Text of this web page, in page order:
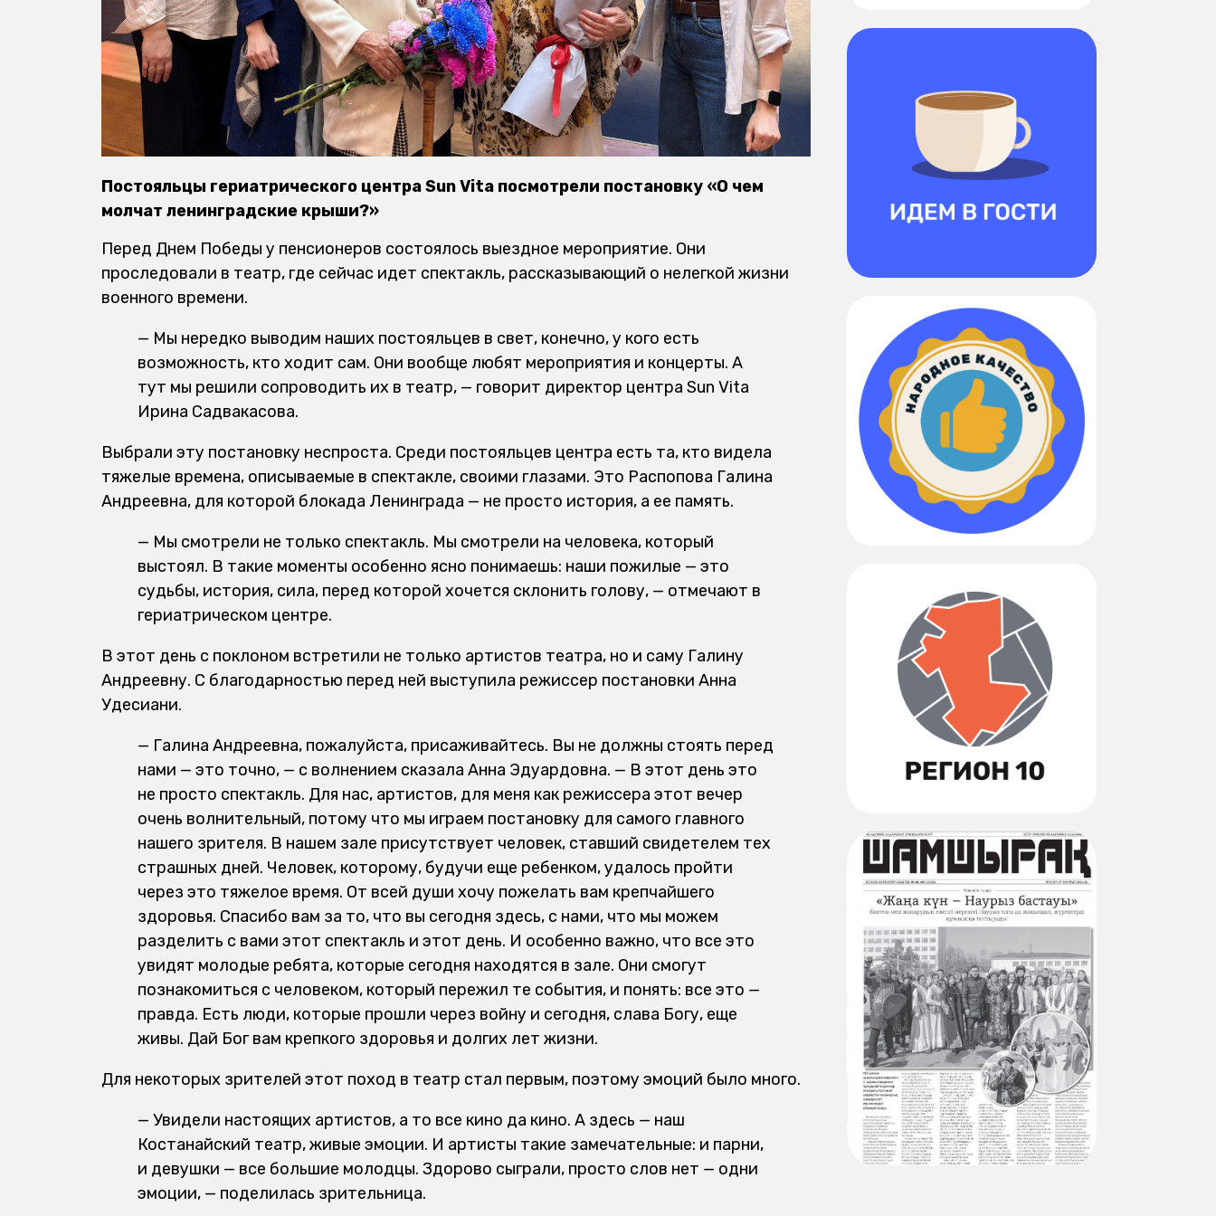
Постояльцы гериатрического центра Sun Vita посмотрели постановку «О чем
молчат ленинградские крыши?»
Перед Днем Победы у пенсионеров состоялось выездное мероприятие. Они
проследовали в театр, где сейчас идет спектакль, рассказывающий о нелегкой жизни
военного времени.
— Мы нередко выводим наших постояльцев в свет, конечно, у кого есть
возможность, кто ходит сам. Они вообще любят мероприятия и концерты. А
тут мы решили сопроводить их в театр, — говорит директор центра Sun Vita
Ирина Садвакасова.
Выбрали эту постановку неспроста. Среди постояльцев центра есть та, кто видела
тяжелые времена, описываемые в спектакле, своими глазами. Это Распопова Галина
Андреевна, для которой блокада Ленинграда — не просто история, а ее память.
— Мы смотрели не только спектакль. Мы смотрели на человека, который
выстоял. В такие моменты особенно ясно понимаешь: наши пожилые — это
судьбы, история, сила, перед которой хочется склонить голову, — отмечают в
гериатрическом центре.
В этот день с поклоном встретили не только артистов театра, но и саму Галину
Андреевну. С благодарностью перед ней выступила режиссер постановки Анна
Удесиани.
— Галина Андреевна, пожалуйста, присаживайтесь. Вы не должны стоять перед
нами — это точно, — с волнением сказала Анна Эдуардовна. — В этот день это
не просто спектакль. Для нас, артистов, для меня как режиссера этот вечер
очень волнительный, потому что мы играем постановку для самого главного
нашего зрителя. В нашем зале присутствует человек, ставший свидетелем тех
страшных дней. Человек, которому, будучи еще ребенком, удалось пройти
через это тяжелое время. От всей души хочу пожелать вам крепчайшего
здоровья. Спасибо вам за то, что вы сегодня здесь, с нами, что мы можем
разделить с вами этот спектакль и этот день. И особенно важно, что все это
увидят молодые ребята, которые сегодня находятся в зале. Они смогут
познакомиться с человеком, который пережил те события, и понять: все это —
правда. Есть люди, которые прошли через войну и сегодня, слава Богу, еще
живы. Дай Бог вам крепкого здоровья и долгих лет жизни.
Для некоторых зрителей этот поход в театр стал первым, поэтому эмоций было много.
— Увидели настоящих артистов, а то все кино да кино. А здесь — наш
Костанайский театр, живые эмоции. И артисты такие замечательные: и парни,
и девушки — все большие молодцы. Здорово сыграли, просто слов нет — одни
эмоции, — поделилась зрительница.